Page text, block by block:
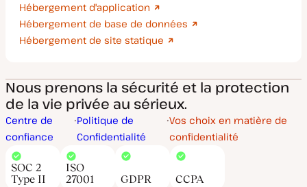
Hébergement d'application
Hébergement de base de données
Hébergement de site statique
Nous prenons la sécurité et la protection
de la vie privée au sérieux.
Centre de
confiance
Politique de
Confidentialité
Vos choix en matière de
confidentialité
SOC 2
Type II
ISO
27001
GDPR CCPA